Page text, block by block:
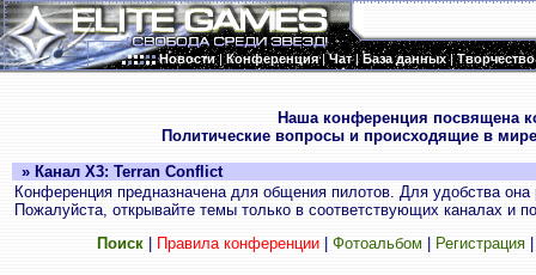
Новости|Конференция|Чат|База данных|Творчество
Наша конференция посвящена
Политические вопросы и происходящие в
» Канал X3: Terran Conflict
Конференция предназначена для общения пилотов. Для удобства
Пожалуйста, открывайте темы только в соответствующих каналах и
Поиск| Правила конференции| Фотоальбом Регистрация